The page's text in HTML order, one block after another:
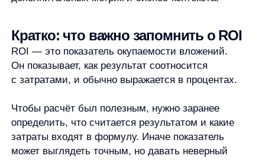
Автор:
Менеджер проектов any
Станислав Вичиновский — MarCom Manager в any. Он занимается
ведением комьюнити, контентом, вебинарами и исследованиями,
В any Станислав работает с задачами на стыке продукта,
клиентского сервиса и маркетинга. Он участвовал в продуктовом
развитии, помогал выстраивать процессы в команде, занимался
клиентским сервисом и экспериментальными AI-направлениями.
До перехода в маркетинг Станислав работал с продажами,